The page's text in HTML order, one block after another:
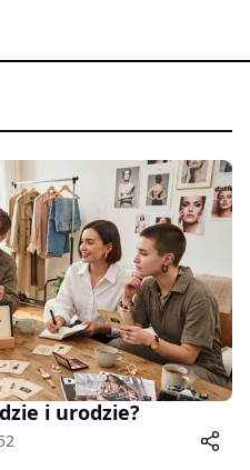
i urodzie?